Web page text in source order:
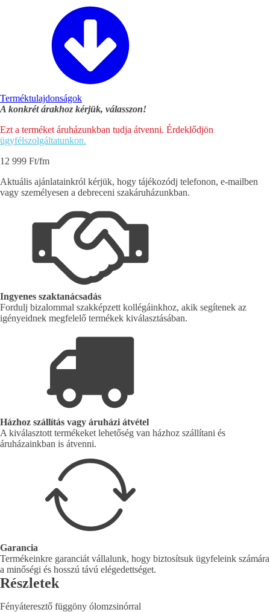
Terméktulajdonságok
A konkrét árakhoz kérjük, válasszon!
Ezt a terméket áruházunkban tudja átvenni. Érdeklődjön
ügyfélszolgáltatunkon.
12 999 Ft/fm
Aktuális ajánlatainkról kérjük, hogy tájékozódj telefonon, e-mailben
vagy személyesen a debreceni szakáruházunkban.
Ingyenes szaktanácsadás
Fordulj bizalommal szakképzett kollégáinkhoz, akik segítenek az
igényeidnek megfelelő termékek kiválasztásában.
Házhoz szállítás vagy áruházi átvétel
A kiválasztott termékeket lehetőség van házhoz szállítani és
áruházainkban is átvenni.
Garancia
Termékeinkre garanciát vállalunk, hogy biztosítsuk ügyfeleink számára
a minőségi és hosszú távú elégedettséget.
Részletek
Fényáteresztő függöny ólomzsinórral